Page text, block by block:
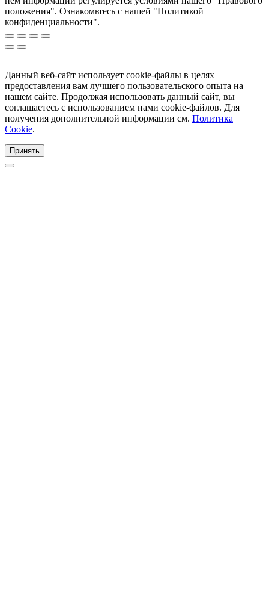
положения". Ознакомьтесь с нашей "Политикой
конфиденциальности".
Данный веб-сайт использует cookie-файлы в целях
предоставления вам лучшего пользовательского опыта на
нашем сайте. Продолжая использовать данный сайт, вы
соглашаетесь с использованием нами cookie-файлов. Для
получения дополнительной информации см. Политика
Cookie.
Принять